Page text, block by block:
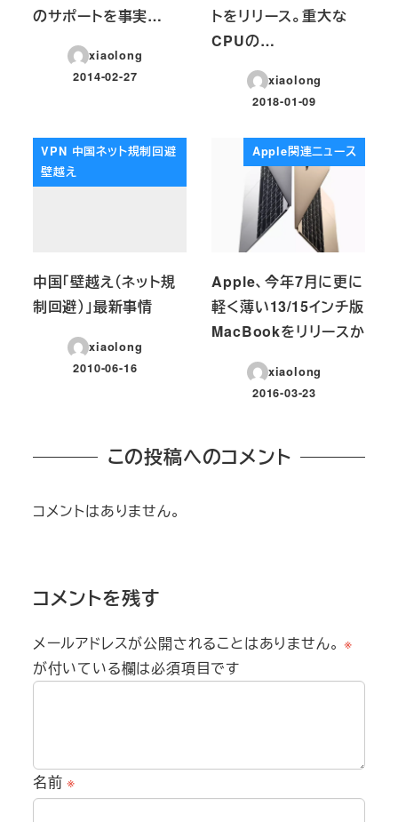
のサポートを事実…
xiaolong
投稿日
2014-02-27
トをリリース。重大な
CPUの…
xiaolong
投稿日
2018-01-09
VPN 中国ネット規制回避
壁越え
中国「壁越え（ネット規
制回避）」最新事情
xiaolong
投稿日
2010-06-16
Apple関連ニュース
Apple、今年7月に更に
軽く薄い13/15インチ版
MacBookをリリースか
xiaolong
投稿日
2016-03-23
この投稿へのコメント
コメントはありません。
コメントを残す
メールアドレスが公開されることはありません。 ※
が付いている欄は必須項目です
名前※